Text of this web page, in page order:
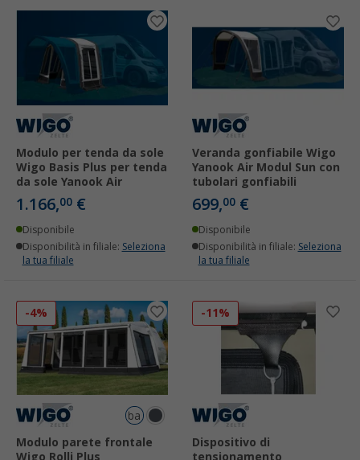
Modulo per tenda da sole
Wigo Basis Plus per tenda
da sole Yanook Air
1.166,00 €
Disponibile
Disponibilità in filiale: Seleziona
la tua filiale
Veranda gonfiabile Wigo
Yanook Air Modul Sun con
tubolari gonfiabili
699,00 €
Disponibile
Disponibilità in filiale: Seleziona
la tua filiale
-4%
base
Modulo parete frontale
Wigo Rolli Plus
-11%
Dispositivo di
tensionamento